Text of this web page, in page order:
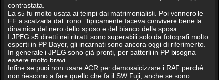
contrastata.
La s5 fu molto usata ai tempi dai matrimonialisti. Poi vennero le
FF a scalzarla dal trono. Tipicamente faceva convivere bene la
dinamica del nero dello sposo e del bianco della sposa.
I JPEG s5 diretti nei ritratti sono superabili solo da fotografi molto
esperti in PP Bayer, gli incarnati sono ancora oggi di riferimento.
In generale i JPEG sono già pronti, per batterli in PP bisogna
essere molto bravi.
Infine se puoi non usare ACR per demosaicizzare i RAF perché
non riescono a fare quello che fa il SW Fuji, anche se sono